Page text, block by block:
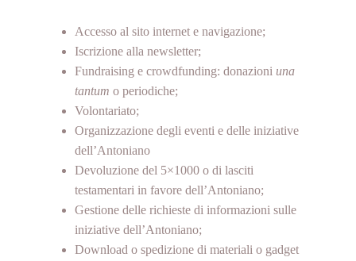
Accesso al sito internet e navigazione;
Iscrizione alla newsletter;
Fundraising e crowdfunding: donazioni una
tantum o periodiche;
Volontariato;
Organizzazione degli eventi e delle iniziative
dell’Antoniano
Devoluzione del 5×1000 o di lasciti
testamentari in favore dell’Antoniano;
Gestione delle richieste di informazioni sulle
iniziative dell’Antoniano;
Download o spedizione di materiali o gadget